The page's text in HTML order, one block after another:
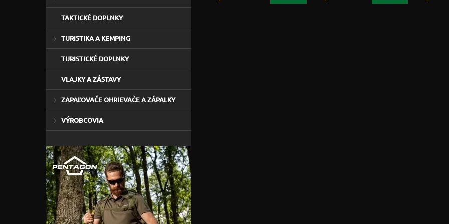
TAKTICKÉ DOPLNKY
TURISTIKA A KEMPING
TURISTICKÉ DOPLNKY
VLAJKY A ZÁSTAVY
ZAPAĽOVAČE OHRIEVAČE A ZÁPALKY
VÝROBCOVIA